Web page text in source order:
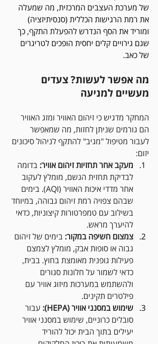
של מערכת העצבים המרכזית, מה שמעלה
את רמת הרגישות הכללית (סנסיתיזציה)
ומוריד את הסף הנדרש להפעלת התקף, כך
שגם גירויים קלים יחסית הופכים לטריגרים
של כאב.
מה אפשר לעשות? צעדים
מעשיים למניעה
המחקר מדגיש כי זיהום האוויר ומזג האוויר
הם גורמים שניתן לחזות, מה שמאפשר
לעבור מטיפול "מגיב" להתקף לניהול סיכונים
יזום:
מעקב אחר תחזיות זיהום אוויר: בדומה
לבדיקת תחזית הגשם, מומלץ לעקוב
אחר מדדי איכות האוויר (AQI). בימים
שבהם צפויה רמת זיהום גבוהה, במיוחד
בשילוב עם טמפרטורות קיצוניות, כדאי
להיערך מראש.
צמצום חשיפה במקור: בימים של זיהום
גבוה או סופות אבק, מומלץ לצמצם
פעילות גופנית מאומצת בחוץ. בבית,
כדאי לשמור על חלונות סגורים
ולהשתמש במערכות מיזוג אוויר עם
פילטרים תקינים.
שימוש במסנני אוויר (HEPA):
עבור
סובלים כרוניים, שימוש במסנני אוויר
יעילים בתוך הבית יכול להוריד